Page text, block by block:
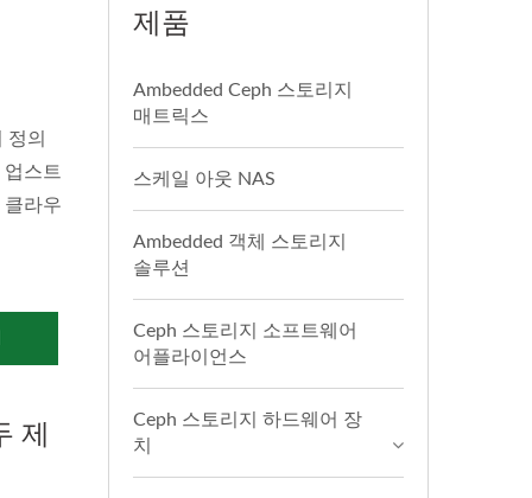
정의
스트
클라우
제
제품
Ambedded Ceph 스토리지
매트릭스
스케일 아웃 NAS
Ambedded 객체 스토리지
솔루션
Ceph 스토리지 소프트웨어
어플라이언스
Ceph 스토리지 하드웨어 장
치